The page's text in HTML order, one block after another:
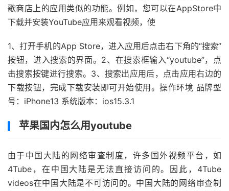
歌商店上的应用类似的功能。例如，您可以在AppStore中
下载并安装YouTube应用来观看视频，使
1、打开手机的App Store，进入应用后点击右下角的“搜索”
按钮，进入搜索的界面。2、在搜索框输入“youtube”，点
击搜索按键进行搜索。3、搜索出应用后，点击应用右边的
下载按钮，完成下载安装即可开始使用。操作环境 品牌型
号：iPhone13 系统版本：ios15.3.1
苹果国内怎么用youtube
由于中国大陆的网络审查制度，许多国外视频平台，如
4Tube，在中国大陆是无法直接访问的。因此，4Tube
videos在中国大陆是不可访问的。中国大陆的网络审查制